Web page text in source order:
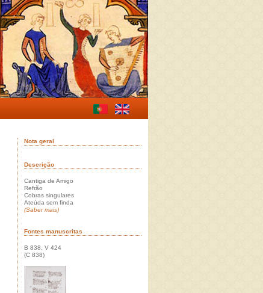
Nota geral
Descrição
Cantiga de Amigo
Refrão
Cobras singulares
Ateúda sem finda
(Saber mais)
Fontes manuscritas
B 838, V 424
(C 838)